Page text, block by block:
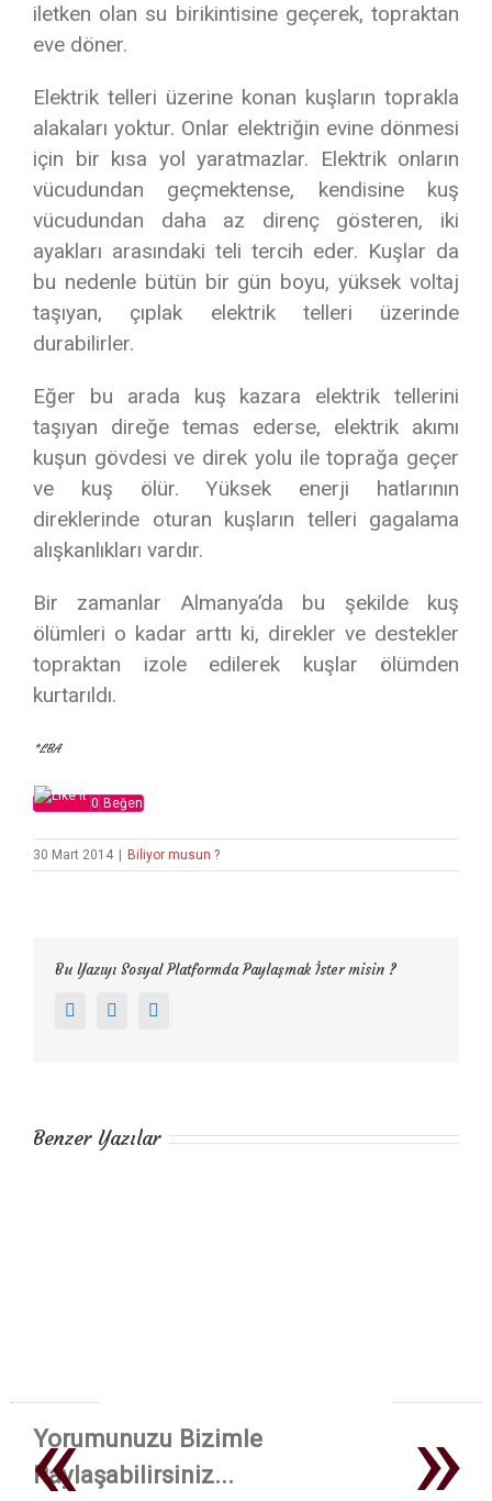
iletken olan su birikintisine geçerek, topraktan
eve döner.
Elektrik telleri üzerine konan kuşların toprakla
alakaları yoktur. Onlar elektriğin evine dönmesi
için bir kısa yol yaratmazlar. Elektrik onların
vücudundan geçmektense, kendisine kuş
vücudundan daha az direnç gösteren, iki
ayakları arasındaki teli tercih eder. Kuşlar da
bu nedenle bütün bir gün boyu, yüksek voltaj
taşıyan, çıplak elektrik telleri üzerinde
durabilirler.
Eğer bu arada kuş kazara elektrik tellerini
taşıyan direğe temas ederse, elektrik akımı
kuşun gövdesi ve direk yolu ile toprağa geçer
ve kuş ölür. Yüksek enerji hatlarının
direklerinde oturan kuşların telleri gagalama
alışkanlıkları vardır.
Bir zamanlar Almanya’da bu şekilde kuş
ölümleri o kadar arttı ki, direkler ve destekler
topraktan izole edilerek kuşlar ölümden
kurtarıldı.
*LBA
0 Beğen
30 Mart 2014 Biliyor musun ?
Bu Yazıyı Sosyal Platformda Paylaşmak İster misin ?
FacebookTwitter
Benzer Yazılar
Yorumunuzu Bizimle
Paylaşabilirsiniz...
»
«